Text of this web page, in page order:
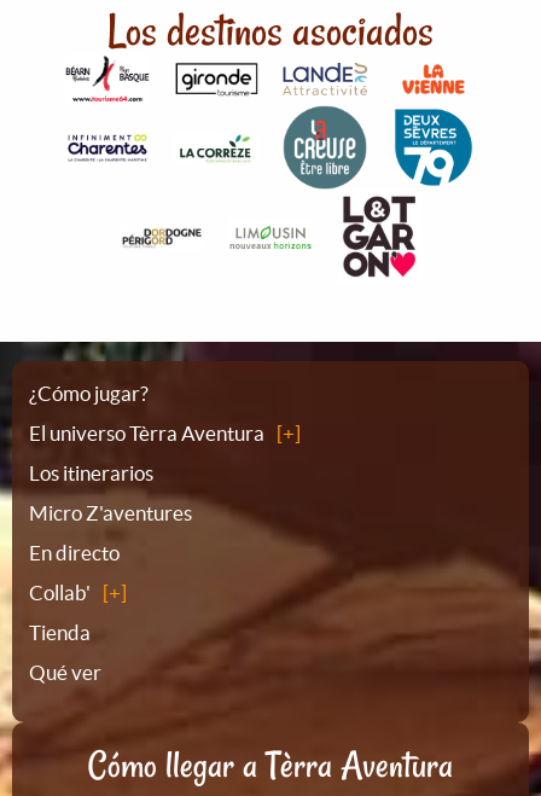
Los destinos asociados
Plano
del
sitio
¿Cómo jugar?
El universo Tèrra Aventura
Los itinerarios
Micro Z'aventures
En directo
Collab'
Tienda
Qué ver
Cómo llegar a Tèrra Aventura